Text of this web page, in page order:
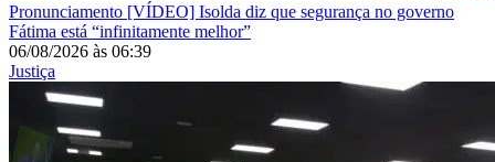
Pronunciamento [VÍDEO] Isolda diz que segurança no governo
Fátima está “infinitamente melhor”
06/08/2026 às 06:39
Justiça